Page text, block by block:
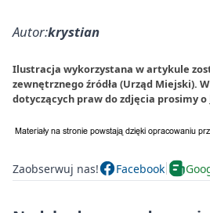
Autor:krystian
Ilustracja wykorzystana w artykule
zewnętrznego źródła (Urząd Miejski).
dotyczących praw do zdjęcia prosimy o
Zaobserwuj nas! Facebook